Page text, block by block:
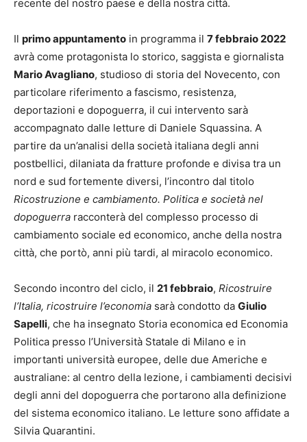
recente del nostro paese e della nostra città.
Il primo appuntamento in programma il 7 febbraio 2022
avrà come protagonista lo storico, saggista e giornalista
Mario Avagliano, studioso di storia del Novecento, con
particolare riferimento a fascismo, resistenza,
deportazioni e dopoguerra, il cui intervento sarà
accompagnato dalle letture di Daniele Squassina. A
partire da un’analisi della società italiana degli anni
postbellici, dilaniata da fratture profonde e divisa tra un
nord e sud fortemente diversi, l’incontro dal titolo
Ricostruzione e cambiamento. Politica e società nel
dopoguerra racconterà del complesso processo di
cambiamento sociale ed economico, anche della nostra
città, che portò, anni più tardi, al miracolo economico.
Secondo incontro del ciclo, il 21 febbraio, Ricostruire
l’Italia, ricostruire l’economia sarà condotto da Giulio
Sapelli, che ha insegnato Storia economica ed Economia
Politica presso l’Università Statale di Milano e in
importanti università europee, delle due Americhe e
australiane: al centro della lezione, i cambiamenti decisivi
degli anni del dopoguerra che portarono alla definizione
del sistema economico italiano. Le letture sono affidate a
Silvia Quarantini.